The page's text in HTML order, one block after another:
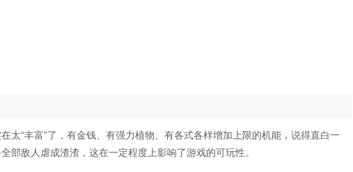
太“丰富”了，有金钱、有强力植物、有各式各样增加上限的机能，说得直白一
部敌人虐成渣渣，这在一定程度上影响了游戏的可玩性。